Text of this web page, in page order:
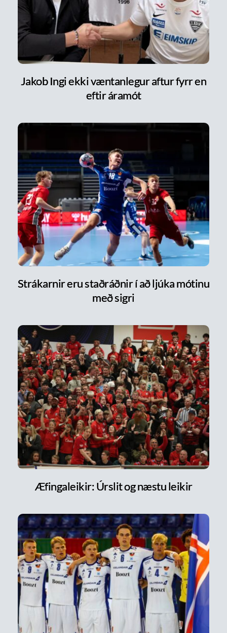
Jakob Ingi ekki væntanlegur aftur fyrr en
eftir áramót
Strákarnir eru staðráðnir í að ljúka mótinu
með sigri
Æfingaleikir: Úrslit og næstu leikir